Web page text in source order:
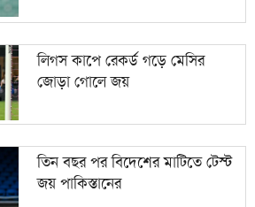
লিগস কাপে রেকর্ড গড়ে মেসির
জোড়া গোলে জয়
তিন বছর পর বিদেশের মাটিতে টেস্ট
জয় পাকিস্তানের